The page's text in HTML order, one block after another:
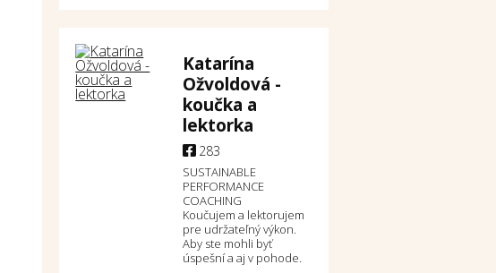
Katarína
Ožvoldová -
koučka a
lektorka
283
SUSTAINABLE
PERFORMANCE
COACHING
Koučujem a lektorujem
pre udržateľný výkon.
Aby ste mohli byť
úspešní a aj v pohode.